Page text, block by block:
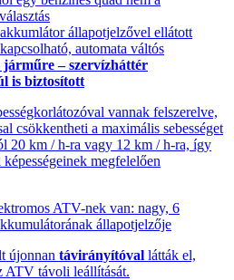
állapotjelzővel ellátott
automata váltós
járműre – szervízháttér
is biztosított
vannak felszerelve,
csökkentheti a maximális sebességet
20 km / h-ra vagy 12 km / h-ra, így
képességeinek megfelelően
ATV-nek van: nagy, 6
állapotjelzője
újonnan távirányítóval látták el,
ATV távoli leállítását.